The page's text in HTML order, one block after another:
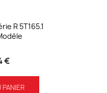
R 5T165.1
€